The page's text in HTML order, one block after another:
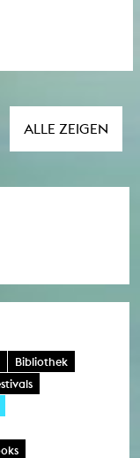
Doğrusöz und Anna
Künste der Welt
kuratiert von
Pascal Marcel Dreier.
ALLE ZEIGEN
Bibliothek